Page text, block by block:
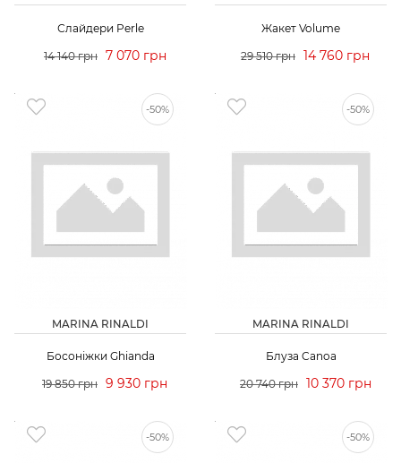
Слайдери Perle
14 140 грн 7 070 грн
Жакет Volume
29 510 грн 14 760 грн
-50%
MARINA RINALDI
Босоніжки Ghianda
19 850 грн 9 930 грн
-50%
MARINA RINALDI
Блуза Canoa
20 740 грн 10 370 грн
-50% -50%